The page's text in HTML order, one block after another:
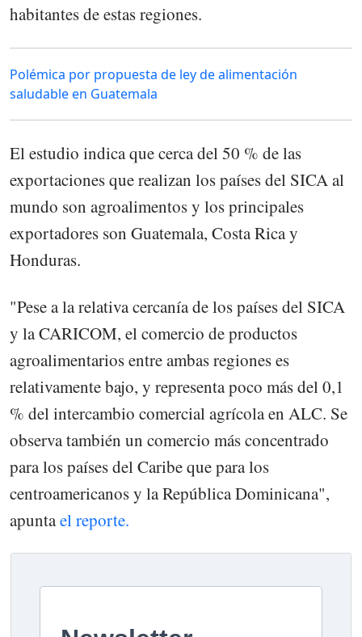
habitantes de estas regiones.
Polémica por propuesta de ley de alimentación
saludable en Guatemala
El estudio indica que cerca del 50 % de las
exportaciones que realizan los países del SICA al
mundo son agroalimentos y los principales
exportadores son Guatemala, Costa Rica y
Honduras.
"Pese a la relativa cercanía de los países del SICA
y la CARICOM, el comercio de productos
agroalimentarios entre ambas regiones es
relativamente bajo, y representa poco más del 0,1
% del intercambio comercial agrícola en ALC. Se
observa también un comercio más concentrado
para los países del Caribe que para los
centroamericanos y la República Dominicana",
apuntael reporte.